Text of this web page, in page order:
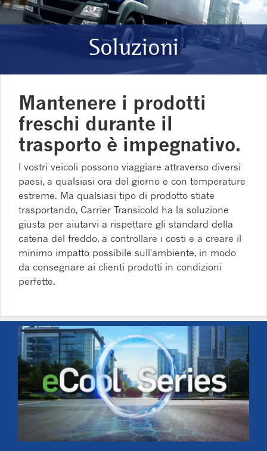
Soluzioni
Mantenere i prodotti
freschi durante il
trasporto è impegnativo.
I vostri veicoli possono viaggiare attraverso diversi
paesi, a qualsiasi ora del giorno e con temperature
estreme. Ma qualsiasi tipo di prodotto stiate
trasportando, Carrier Transicold ha la soluzione
giusta per aiutarvi a rispettare gli standard della
catena del freddo, a controllare i costi e a creare il
minimo impatto possibile sull'ambiente, in modo
da consegnare ai clienti prodotti in condizioni
perfette.